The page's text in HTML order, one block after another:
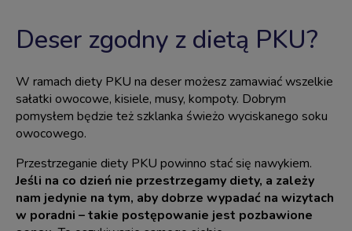
Deser zgodny z dietą PKU?
W ramach diety PKU na deser możesz zamawiać wszelkie
sałatki owocowe, kisiele, musy, kompoty. Dobrym
pomysłem będzie też szklanka świeżo wyciskanego soku
owocowego.
Przestrzeganie diety PKU powinno stać się nawykiem.
Jeśli na co dzień nie przestrzegamy diety, a zależy
nam jedynie na tym, aby dobrze wypadać na wizytach
w poradni – takie postępowanie jest pozbawione